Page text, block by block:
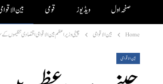
صفحہ اول ویڈیوز قومی بین
Home بین الاقوامی چینی وزیر اعظم بین الاقوامی اقتصادی تنظیموں کے سربراہان کے ہمراہ
بین الاقوامی